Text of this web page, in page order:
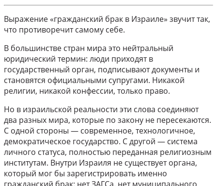
Выражение «гражданский брак в Израиле» звучит так,
что противоречит самому себе.
В большинстве стран мира это нейтральный
юридический термин: люди приходят в
государственный орган, подписывают документы и
становятся официальными супругами. Никакой
религии, никакой конфессии, только право.
Но в израильской реальности эти слова соединяют
два разных мира, которые по закону не пересекаются.
С одной стороны — современное, технологичное,
демократическое государство. С другой — система
личного статуса, полностью переданная религиозным
институтам. Внутри Израиля не существует органа,
который мог бы зарегистрировать именно